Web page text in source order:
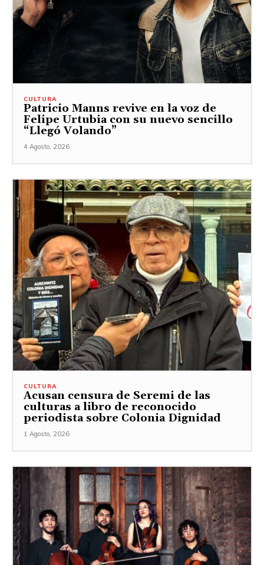
CULTURA
Patricio Manns revive en la voz de
Felipe Urtubia con su nuevo sencillo
“Llegó Volando”
4 Agosto, 2026
CULTURA
Acusan censura de Seremi de las
culturas a libro de reconocido
periodista sobre Colonia Dignidad
1 Agosto, 2026